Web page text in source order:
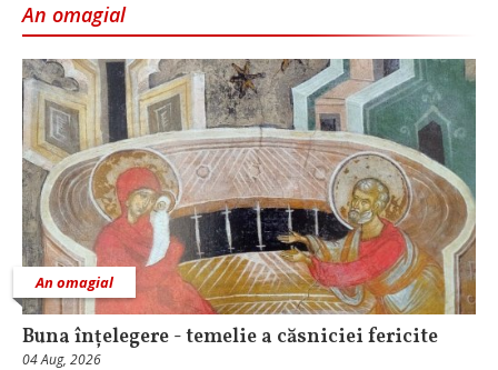
An omagial
An omagial
Buna înțelegere - temelie a căsniciei fericite
04 Aug, 2026